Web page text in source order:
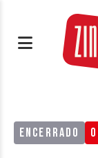
ENCERRADO